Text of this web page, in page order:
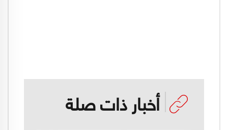
أخبار ذات صلة